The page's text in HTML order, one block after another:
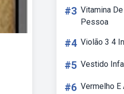
#3 Vitamina
Pessoa
#4 Violão 3 4
#5 Vestido
#6 Vermelho E